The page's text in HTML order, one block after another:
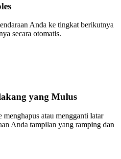
Anda ke tingkat berikutnya
secara otomatis.
yang Mulus
atau mengganti latar
Anda tampilan yang ramping dan